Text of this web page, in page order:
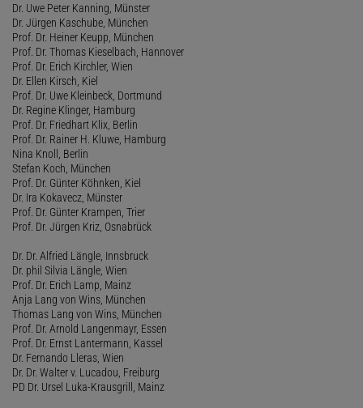
Dr. Uwe Peter Kanning, Münster
Dr. Jürgen Kaschube, München
Prof. Dr. Heiner Keupp, München
Prof. Dr. Thomas Kieselbach, Hannover
Prof. Dr. Erich Kirchler, Wien
Dr. Ellen Kirsch, Kiel
Prof. Dr. Uwe Kleinbeck, Dortmund
Dr. Regine Klinger, Hamburg
Prof. Dr. Friedhart Klix, Berlin
Prof. Dr. Rainer H. Kluwe, Hamburg
Nina Knoll, Berlin
Stefan Koch, München
Prof. Dr. Günter Köhnken, Kiel
Dr. Ira Kokavecz, Münster
Prof. Dr. Günter Krampen, Trier
Prof. Dr. Jürgen Kriz, Osnabrück
Dr. Dr. Alfried Längle, Innsbruck
Dr. phil Silvia Längle, Wien
Prof. Dr. Erich Lamp, Mainz
Anja Lang von Wins, München
Thomas Lang von Wins, München
Prof. Dr. Arnold Langenmayr, Essen
Prof. Dr. Ernst Lantermann, Kassel
Dr. Fernando Lleras, Wien
Dr. Dr. Walter v. Lucadou, Freiburg
PD Dr. Ursel Luka-Krausgrill, Mainz